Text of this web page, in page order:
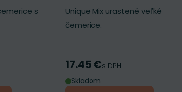
s
Unique Mix urastené veľké
čemerice.
Cena
17.45 €s DPH
Skladom